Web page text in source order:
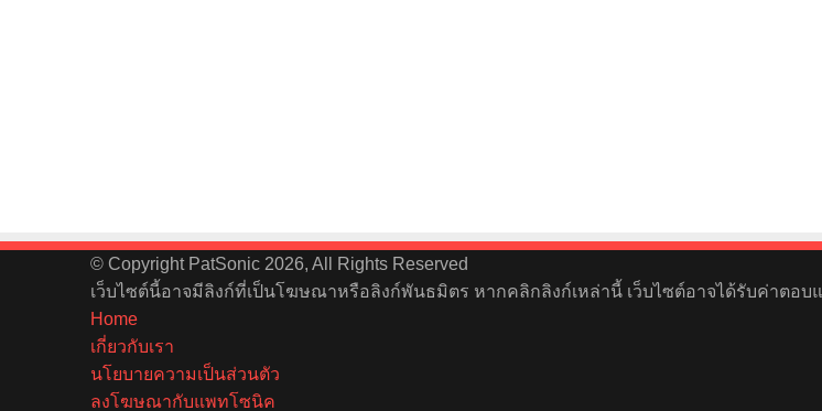
© Copyright PatSonic 2026, All Rights Reserved
เว็บไซต์นี้อาจมีลิงก์ที่เป็นโฆษณาหรือลิงก์พันธมิตร หากคลิกลิงก์เหล่านี้ เว็บไซต์อาจได้รับค่าตอ
Home
เกี่ยวกับเรา
นโยบายความเป็นส่วนตัว
ลงโฆษณากับแพทโซนิค